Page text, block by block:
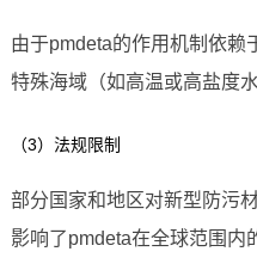
由于pmdeta的作用机制依赖
特殊海域（如高温或高盐度
（3）法规限制
部分国家和地区对新型防污
影响了pmdeta在全球范围内